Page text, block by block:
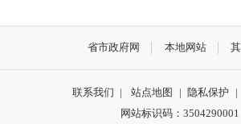
省市政府网 本地网站
联系我们 | 站点地图 | 隐私保护 |
网站标识码：3504290001